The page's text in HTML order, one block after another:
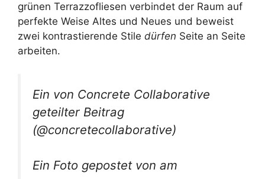
grünen Terrazzofliesen verbindet der Raum auf
perfekte Weise Altes und Neues und beweist
zwei kontrastierende Stile dürfen Seite an Seite
arbeiten.
Ein von Concrete Collaborative
geteilter Beitrag
(@concretecollaborative)
Ein Foto gepostet von am